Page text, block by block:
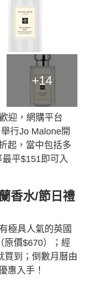
+14
迎，網購平台
行Jo Malone開
起，當中包括多
平$151即可入
香水/節日禮
極具人氣的英國
原價$670）；經
買到；倒數月曆由
惠入手！